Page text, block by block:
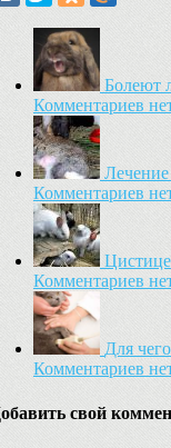
Болеют
Комментариев
Комментариев
Комментариев
Для
Комментариев
свой